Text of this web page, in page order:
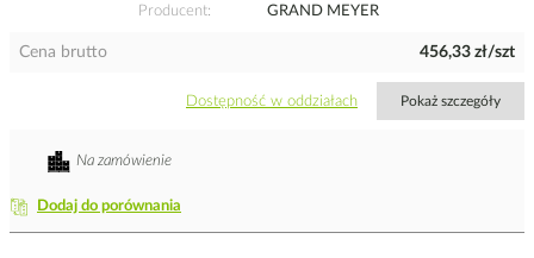
Producent
GRAND MEYER
Cena brutto 456,33 zł/szt
Dostępność w oddziałach Pokaż szczegóły
Dodaj do porównania
Na zamówienie